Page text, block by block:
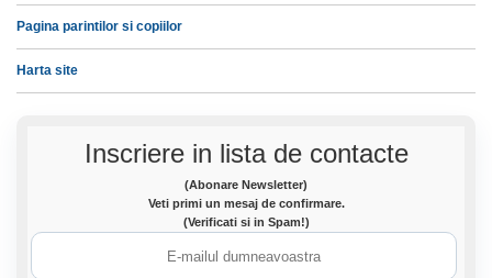
Pagina parintilor si copiilor
Harta site
Inscriere in lista de contacte
(Abonare Newsletter)
Veti primi un mesaj de confirmare.
(Verificati si in Spam!)